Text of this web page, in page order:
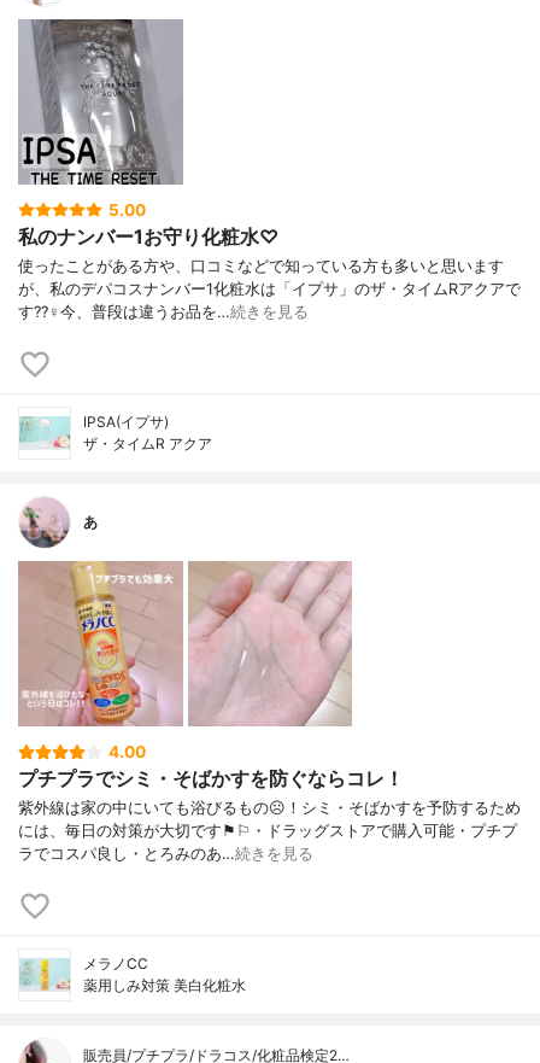
5.00
私のナンバー1お守り化粧水♡
使ったことがある方や、口コミなどで知っている方も多いと思います
が、私のデパコスナンバー1化粧水は「イプサ」のザ・タイムRアクアで
す??‍♀️今、普段は違うお品を…続きを見る
IPSA(イプサ)
ザ・タイムR アクア
あ
4.00
プチプラでシミ・そばかすを防ぐならコレ！
紫外線は家の中にいても浴びるもの☹︎！シミ・そばかすを予防するため
には、毎日の対策が大切です⚑︎⚐︎・ドラッグストアで購入可能・プチプ
ラでコスパ良し・とろみのあ…続きを見る
メラノCC
薬用しみ対策 美白化粧水
販売員/プチプラ/ドラコス/化粧品検定2…